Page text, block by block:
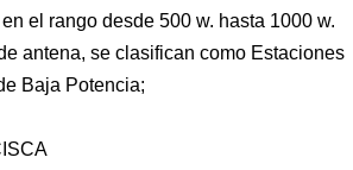
el rango desde 500 w. hasta 1000 w.
antena, se clasifican como Estaciones
Baja Potencia;